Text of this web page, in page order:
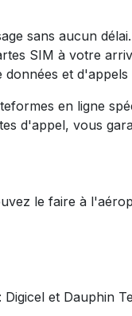
sans aucun délai.
SIM à votre
et d'appels
en ligne
d'appel, vous
le faire à
et Dauphin